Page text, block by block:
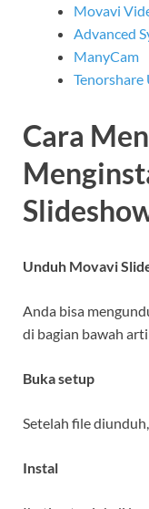
Movavi
Advanced
ManyCam
Cara
Unduh Movavi
Anda bisa
di bagian bawah
Buka setup
Setelah file
Instal